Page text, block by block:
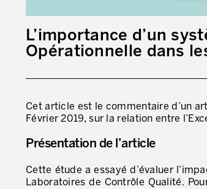
L’importance d’un
Opérationnelle dans
Cet article est le commentaire d’un
Février 2019, sur la relation entre
Présentation de l’article
Cette étude a essayé d’évaluer
Laboratoires de Contrôle Qualité.